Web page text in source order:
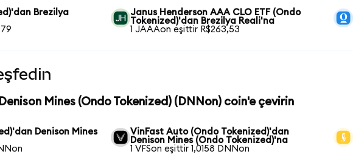
Brezilya
Janus Henderson AAA CLO ETF (Ondo
Tokenized)'dan Brezilya Reali'na
1 JAAAon eşittir R$263,53
Mines (Ondo Tokenized) (DNNon) coin'e çevirin
Denison Mines
VinFast Auto (Ondo Tokenized)'dan
Denison Mines (Ondo Tokenized)'na
1 VFSon eşittir 1,0158 DNNon